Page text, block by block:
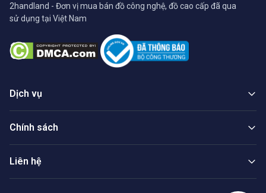
2handland - Đơn vị mua bán đồ công nghệ, đồ cao cấp đã qua
sử dụng tại Việt Nam
Dịch vụ
Chính sách
Liên hệ